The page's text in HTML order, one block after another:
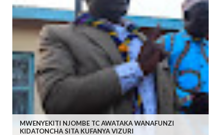
MWENYEKITI NJOMBE TC AWATAKA WANAFUNZI
KIDATONCHA SITA KUFANYA VIZURI